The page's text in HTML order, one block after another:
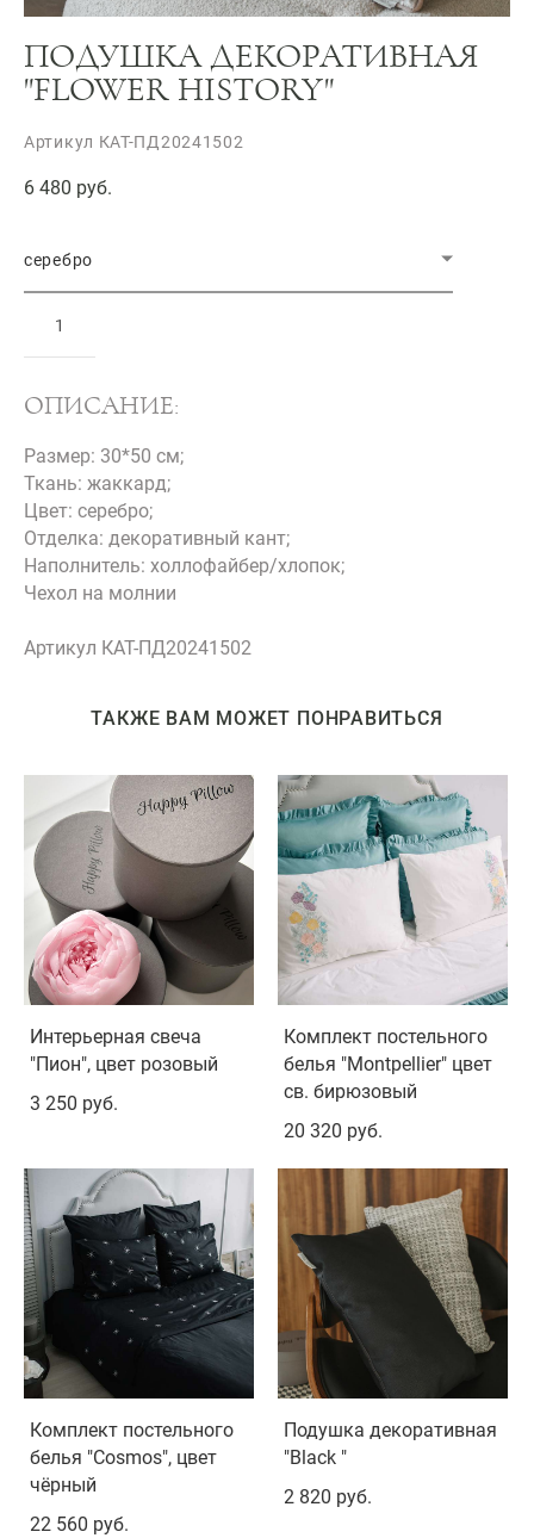
ПОДУШКА ДЕКОРАТИВНАЯ
"FLOWER HISTORY"
Артикул КАТ-ПД20241502
6 480 pуб.
серебро
ОПИСАНИЕ:
Размер: 30*50 см;
Ткань: жаккард;
Цвет: серебро;
Отделка: декоративный кант;
Наполнитель: холлофайбер/хлопок;
Чехол на молнии
Артикул КАТ-ПД20241502
ТАКЖЕ ВАМ МОЖЕТ ПОНРАВИТЬСЯ
Интерьерная свеча
"Пион", цвет розовый
3 250 pуб.
Комплект постельного
белья "Montpellier" цвет
св. бирюзовый
20 320 pуб.
Комплект постельного
белья "Cosmos", цвет
чёрный
22 560 pуб.
Подушка декоративная
"Black "
2 820 pуб.